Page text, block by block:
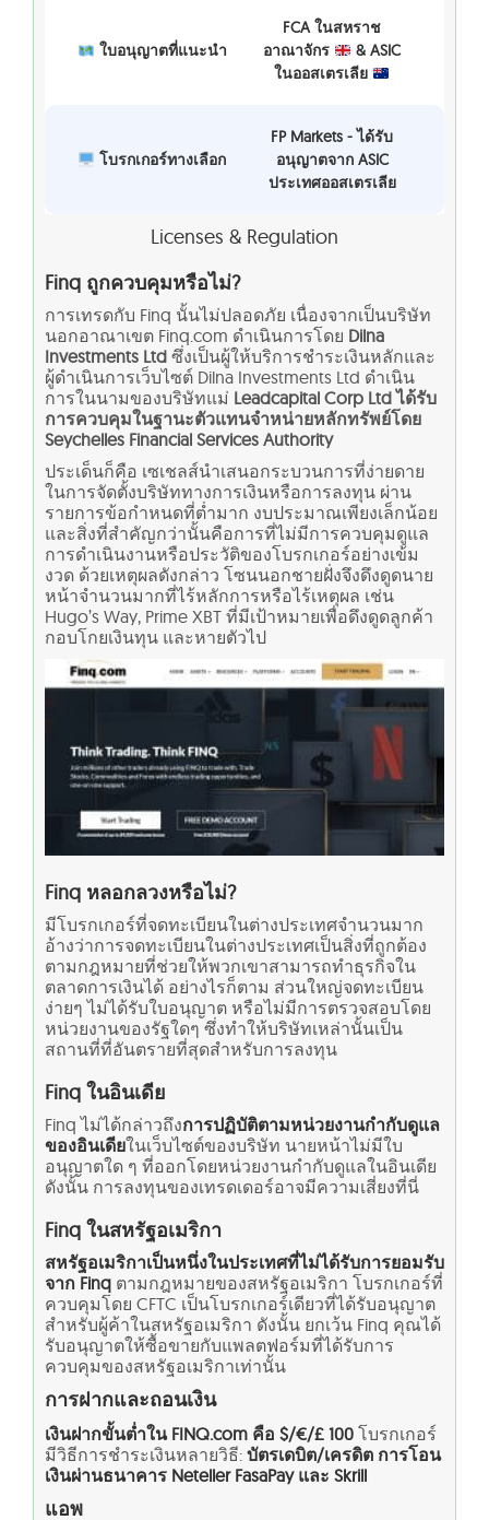
ใบอนุญาตที่แนะนำ
FCA ในสหราช
อาณาจักร
& ASIC
ในออสเตรเลีย
โบรกเกอร์ทางเลือก
FP Markets - ได้รับ
อนุญาตจาก ASIC
ประเทศออสเตรเลีย
Licenses & Regulation
Finq ถูกควบคุมหรือไม่?
การเทรดกับ Finq นั้นไม่ปลอดภัย เนื่องจากเป็นบริษัท
นอกอาณาเขต Finq.com ดำเนินการโดย Dilna
Investments Ltd ซึ่งเป็นผู้ให้บริการชำระเงินหลักและ
ผู้ดำเนินการเว็บไซต์ Dilna Investments Ltd ดำเนิน
การในนามของบริษัทแม่ Leadcapital Corp Ltd ได้รับ
การควบคุมในฐานะตัวแทนจำหน่ายหลักทรัพย์โดย
Seychelles Financial Services Authority
ประเด็นก็คือ เซเชลส์นำเสนอกระบวนการที่ง่ายดาย
ในการจัดตั้งบริษัททางการเงินหรือการลงทุน ผ่าน
รายการข้อกำหนดที่ต่ำมาก งบประมาณเพียงเล็กน้อย
และสิ่งที่สำคัญกว่านั้นคือการที่ไม่มีการควบคุมดูแล
การดำเนินงานหรือประวัติของโบรกเกอร์อย่างเข้ม
งวด ด้วยเหตุผลดังกล่าว โซนนอกชายฝั่งจึงดึงดูดนาย
หน้าจำนวนมากที่ไร้หลักการหรือไร้เหตุผล เช่น
Hugo’s Way, Prime XBT ที่มีเป้าหมายเพื่อดึงดูดลูกค้า
กอบโกยเงินทุน และหายตัวไป
Finq หลอกลวงหรือไม่?
มีโบรกเกอร์ที่จดทะเบียนในต่างประเทศจำนวนมาก
อ้างว่าการจดทะเบียนในต่างประเทศเป็นสิ่งที่ถูกต้อง
ตามกฎหมายที่ช่วยให้พวกเขาสามารถทำธุรกิจใน
ตลาดการเงินได้ อย่างไรก็ตาม ส่วนใหญ่จดทะเบียน
ง่ายๆ ไม่ได้รับใบอนุญาต หรือไม่มีการตรวจสอบโดย
หน่วยงานของรัฐใดๆ ซึ่งทำให้บริษัทเหล่านั้นเป็น
สถานที่ที่อันตรายที่สุดสำหรับการลงทุน
Finq ในอินเดีย
Finq ไม่ได้กล่าวถึงการปฏิบัติตามหน่วยงานกำกับดูแล
ของอินเดียในเว็บไซต์ของบริษัท นายหน้าไม่มีใบ
อนุญาตใด ๆ ที่ออกโดยหน่วยงานกำกับดูแลในอินเดีย
ดังนั้น การลงทุนของเทรดเดอร์อาจมีความเสี่ยงที่นี่
Finq ในสหรัฐอเมริกา
สหรัฐอเมริกาเป็นหนึ่งในประเทศที่ไม่ได้รับการยอมรับ
จาก Finq ตามกฎหมายของสหรัฐอเมริกา โบรกเกอร์ที่
ควบคุมโดย CFTC เป็นโบรกเกอร์เดียวที่ได้รับอนุญาต
สำหรับผู้ค้าในสหรัฐอเมริกา ดังนั้น ยกเว้น Finq คุณได้
รับอนุญาตให้ซื้อขายกับแพลตฟอร์มที่ได้รับการ
ควบคุมของสหรัฐอเมริกาเท่านั้น
การฝากและถอนเงิน
เงินฝากขั้นต่ำใน FINQ.com คือ $/€/£ 100 โบรกเกอร์
มีวิธีการชำระเงินหลายวิธี: บัตรเดบิต/เครดิต การโอน
เงินผ่านธนาคาร Neteller FasaPay และ Skrill
แอพ